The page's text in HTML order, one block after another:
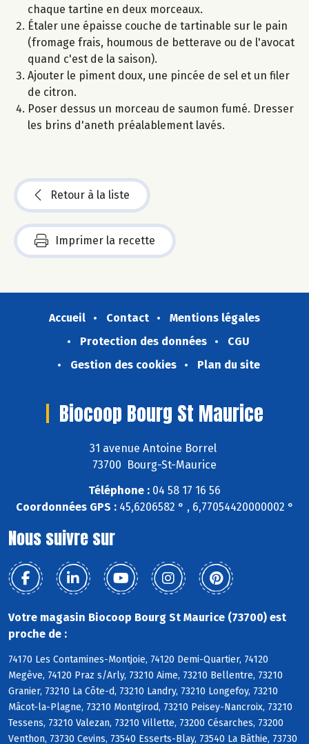
chaque tartine en deux morceaux.
Étaler une épaisse couche de tartinable sur le pain
(fromage frais, houmous de betterave ou de l'avocat
quand c'est de la saison).
Ajouter le piment doux, une pincée de sel et un filer
de citron.
Poser dessus un morceau de saumon fumé. Dresser
les brins d'aneth préalablement lavés.
Retour à la liste
Imprimer la recette
Accueil Contact
Mentions légales
Protection des données
CGU
Gestion des cookies
Plan du site
Biocoop Bourg St Maurice
31 avenue Antoine Borrel
73700 Bourg-St-Maurice
Téléphone : 04 58 17 16 56
Coordonnées GPS :45,6206582 ° , 6,77054420000002 °
Nous suivre sur
Votre magasin Biocoop Bourg St Maurice (73700) est
proche de :
74170 Les Contamines-Montjoie, 74120 Demi-Quartier, 74120
Megève, 74120 Praz s/Arly, 73210 Aime, 73210 Bellentre, 73210
Granier, 73210 La Côte-d, 73210 Landry, 73210 Longefoy, 73210
Mâcot-la-Plagne, 73210 Montgirod, 73210 Peisey-Nancroix, 73210
Tessens, 73210 Valezan, 73210 Villette, 73200 Césarches, 73200
Venthon, 73730 Cevins, 73540 Esserts-Blay, 73540 La Bâthie, 73730